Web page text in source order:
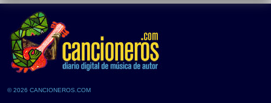
© 2026 CANCIONEROS.COM